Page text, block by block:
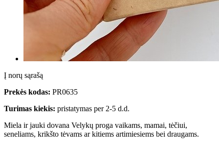
Į norų sąrašą
Prekės kodas: PR0635
Turimas kiekis: pristatymas per 2-5 d.d.
Miela ir jauki dovana Velykų proga vaikams, mamai, tėčiui,
seneliams, krikšto tėvams ar kitiems artimiesiems bei draugams.